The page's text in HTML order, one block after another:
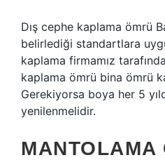
Dış cephe kaplama ömrü
belirlediği standartlara
kaplama firmamız
kaplama ömrü bina ömrü
Gerekiyorsa boya her 5
yenilenmelidir.
MANTOLAMA